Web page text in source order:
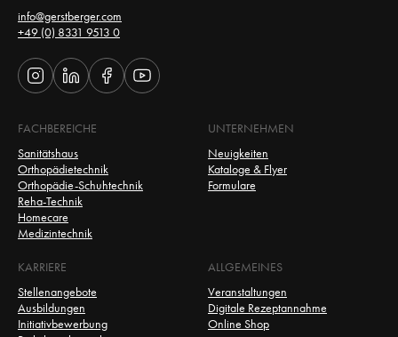
info@gerstberger.com
+49 (0) 8331 9513 0
FACHBEREICHE
Sanitätshaus
Orthopädietechnik
Orthopädie-Schuhtechnik
Reha-Technik
Homecare
Medizintechnik
UNTERNEHMEN
Neuigkeiten
Kataloge & Flyer
Formulare
KARRIERE
Stellenangebote
Ausbildungen
Initiativbewerbung
ALLGEMEINES
Veranstaltungen
Digitale Rezeptannahme
Online Shop